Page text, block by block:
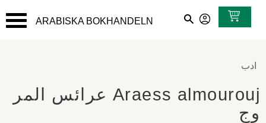
القائمة
ARABISKA BOKHANDELN
ادب
Araess almourouj عرائس المر
وج